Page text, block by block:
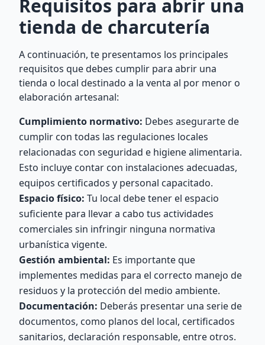
Requisitos para abrir una
tienda de charcutería
A continuación, te presentamos los principales
requisitos que debes cumplir para abrir una
tienda o local destinado a la venta al por menor o
elaboración artesanal:
Cumplimiento normativo: Debes asegurarte de
cumplir con todas las regulaciones locales
relacionadas con seguridad e higiene alimentaria.
Esto incluye contar con instalaciones adecuadas,
equipos certificados y personal capacitado.
Espacio físico: Tu local debe tener el espacio
suficiente para llevar a cabo tus actividades
comerciales sin infringir ninguna normativa
urbanística vigente.
Gestión ambiental: Es importante que
implementes medidas para el correcto manejo de
residuos y la protección del medio ambiente.
Documentación: Deberás presentar una serie de
documentos, como planos del local, certificados
sanitarios, declaración responsable, entre otros.